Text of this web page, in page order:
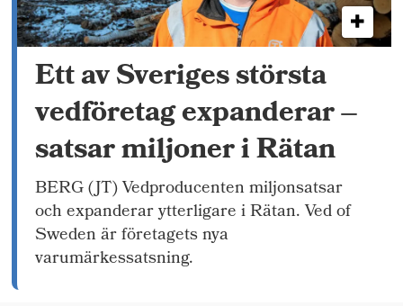
Ett av Sveriges största
vedföretag expanderar –
satsar miljoner i Rätan
BERG (JT) Vedproducenten miljonsatsar
och expanderar ytterligare i Rätan. Ved of
Sweden är företagets nya
varumärkessatsning.